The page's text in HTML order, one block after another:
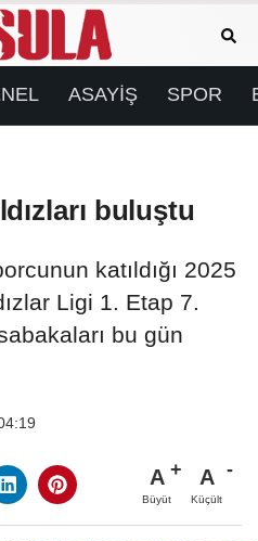
ASAYİŞ SPOR
buluştu
katıldığı 2025
Ligi 1. Etap 7.
bu gün
A
Büyüt
A
Küçült